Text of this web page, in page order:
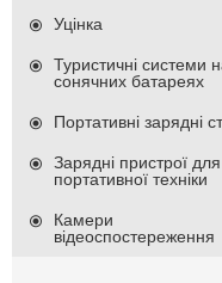
Уцінка
Туристичні системи
сонячних батареях
Портативні зарядні
Зарядні пристрої для
портативної техніки
Камери
відеоспостереження